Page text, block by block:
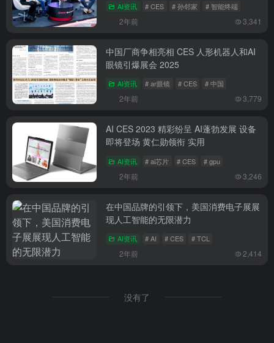
AI资讯 # CES # 孙邻家 # 智能终端
2年前 3,341
中国厂商争相亮相 CES 人形机器人和AI
眼镜引爆展会 2025
AI资讯 # ar眼镜 # CES # 中国
2年前 3,779
AI CES 2023 精彩纷呈 AI蓬勃发展 设备
即将登场 黄仁勋领衔 实用
AI资讯 # ai芯片 # CES # gpu
2年前 3,246
在中国品牌的引领下，美国消费电子展展
现人工智能的无限潜力
AI资讯 # AI # CES # TCL
2年前 2,414
没有了